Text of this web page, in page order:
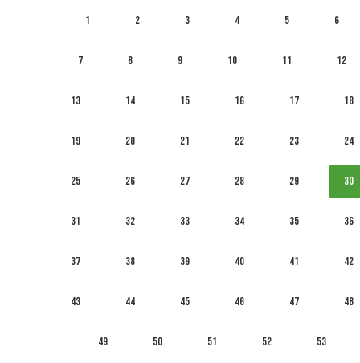
1 2 3 4 5 6
7 8 9 10 11 12
13 14 15 16 17 18
19 20 21 22 23 24
25 26 27 28 29 30
31 32 33 34 35 36
37 38 39 40 41 42
43 44 45 46 47 48
49 50 51 52 53